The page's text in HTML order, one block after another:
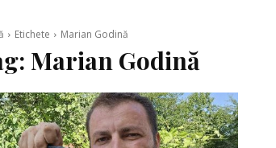
Etichete Marian Godină
Marian Godină